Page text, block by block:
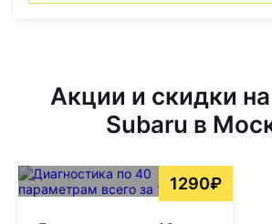
Акции и скидки
Subaru в
1290₽